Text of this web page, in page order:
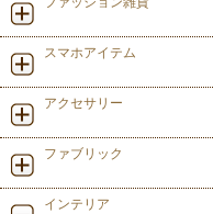
スマホアイテム
アクセサリー
ファブリック
インテリア